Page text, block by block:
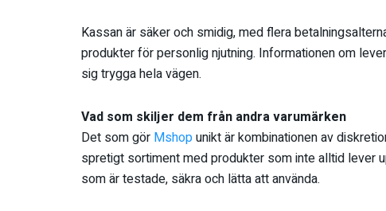
Kassan är säker och smidig, med flera
produkter för personlig njutning. Informationen om
sig trygga hela vägen.
Vad som skiljer dem från andra varumärken
Det som gör Mshopunikt är kombinationen av
spretigt sortiment med produkter som inte alltid lever
som är testade, säkra och lätta att använda.